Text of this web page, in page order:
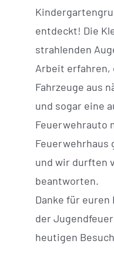
entdeckt! Die
strahlenden
Arbeit
Fahrzeuge aus
und sogar eine
Feuerwehrauto
Feuerwehrhaus
und wir durften
beantworten.
Danke für euren
der
heutigen